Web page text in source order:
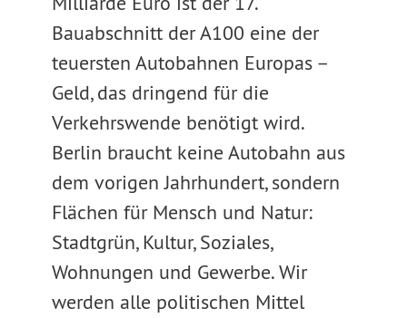
Bauabschnitt der A100 eine der
teuersten Autobahnen Europas –
Geld, das dringend für die
Verkehrswende benötigt wird.
Berlin braucht keine Autobahn aus
dem vorigen Jahrhundert, sondern
Flächen für Mensch und Natur:
Stadtgrün, Kultur, Soziales,
Wohnungen und Gewerbe. Wir
werden alle politischen Mittel